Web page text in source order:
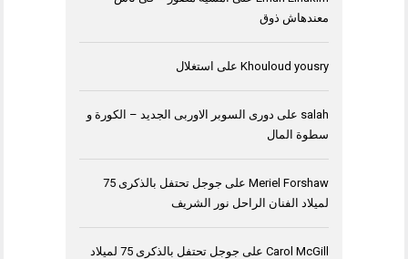
معندهاش ذوق
Khouloud yousry على استغلال
salah على دورى السوبر الاوربى الجديد – الكورة و
سطوة المال
Meriel Forshaw على
جوجل تحتفل بالذكرى 75
لميلاد الفنان الراحل نور الشريف
Carol McGill على
جوجل تحتفل بالذكرى 75 لميلاد